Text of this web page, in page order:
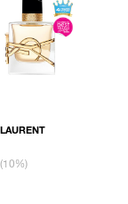
น และสามารถเพิ่ม
ลิ่นที่ติดทนตลอดทั้งวัน
(10%)